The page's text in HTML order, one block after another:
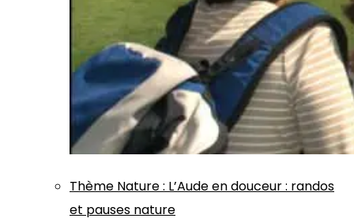
Thème Nature: L’Aude en douceur : randos
et pauses nature